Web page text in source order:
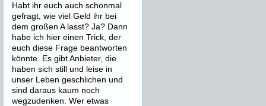
Habt ihr euch auch schonmal
gefragt, wie viel Geld ihr bei
dem großen A lasst? Ja? Dann
habe ich hier einen Trick, der
euch diese Frage beantworten
könnte. Es gibt Anbieter, die
haben sich still und leise in
unser Leben geschlichen und
sind daraus kaum noch
wegzudenken. Wer etwas